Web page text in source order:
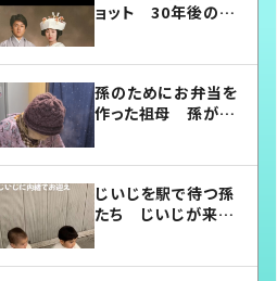
ョット 30年後の姿
孫のためにお弁当を
作った祖母 孫が絶
じいじを駅で待つ孫
たち じいじが来た